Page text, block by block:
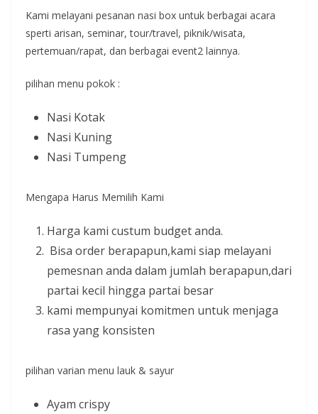
Kami melayani pesanan nasi box untuk berbagai acara
sperti arisan, seminar, tour/travel, piknik/wisata,
pertemuan/rapat, dan berbagai event2 lainnya.
pilihan menu pokok :
Nasi Kotak
Nasi Kuning
Nasi Tumpeng
Mengapa Harus Memilih Kami
Harga kami custum budget anda.
Bisa order berapapun,kami siap melayani
pemesnan anda dalam jumlah berapapun,dari
partai kecil hingga partai besar
kami mempunyai komitmen untuk menjaga
rasa yang konsisten
pilihan varian menu lauk & sayur
Ayam crispy